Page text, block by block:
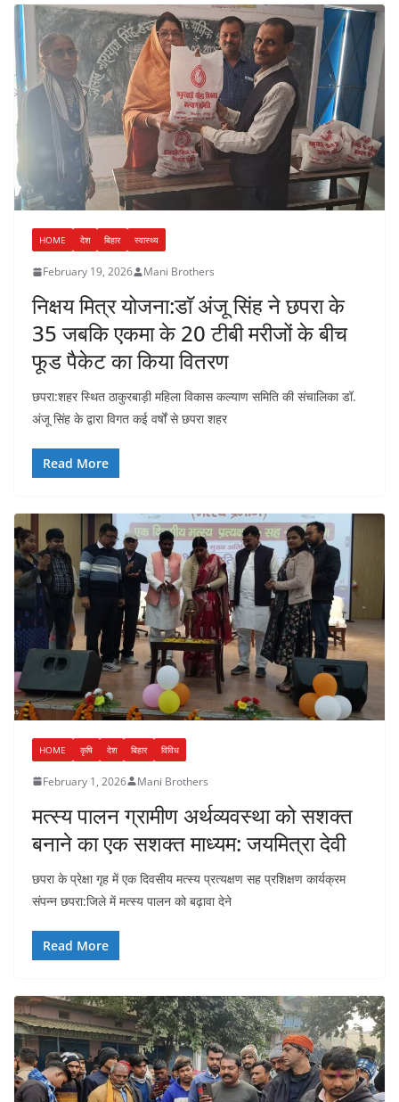
HOME देश बिहार स्वास्थ्य
February 19, 2026 Mani Brothers
निक्षय मित्र योजना:डाॅ अंजू सिंह ने छपरा के
35 जबकि एकमा के 20 टीबी मरीजों के बीच
फूड पैकेट का किया वितरण
छपरा:शहर स्थित ठाकुरबाड़ी महिला विकास कल्याण समिति की संचालिका डॉ.
अंजू सिंह के द्वारा विगत कई वर्षों से छपरा शहर
Read More
HOME कृषि देश बिहार विविध
February 1, 2026 Mani Brothers
मत्स्य पालन ग्रामीण अर्थव्यवस्था को सशक्त
बनाने का एक सशक्त माध्यम: जयमित्रा देवी
छपरा के प्रेक्षा गृह में एक दिवसीय मत्स्य प्रत्यक्षण सह प्रशिक्षण कार्यक्रम
संपन्न छपरा:जिले में मत्स्य पालन को बढ़ावा देने
Read More